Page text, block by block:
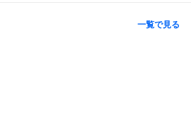
一覧で見る